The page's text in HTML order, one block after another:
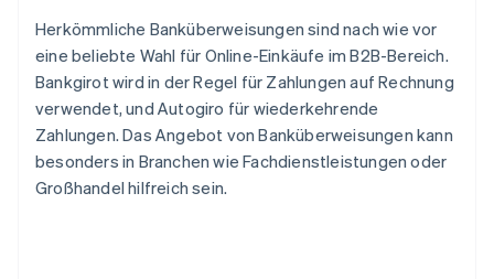
Herkömmliche Banküberweisungen sind nach wie vor
eine beliebte Wahl für Online-Einkäufe im B2B-Bereich.
Bankgirot wird in der Regel für Zahlungen auf Rechnung
verwendet, und Autogiro für wiederkehrende
Zahlungen. Das Angebot von Banküberweisungen kann
besonders in Branchen wie Fachdienstleistungen oder
Großhandel hilfreich sein.